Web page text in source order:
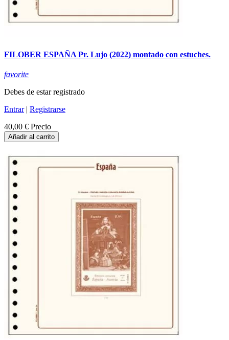
FILOBER ESPAÑA Pr. Lujo (2022) montado con estuches.
favorite
Debes de estar registrado
Entrar| Registrarse
40,00 € Precio
Añadir al carrito